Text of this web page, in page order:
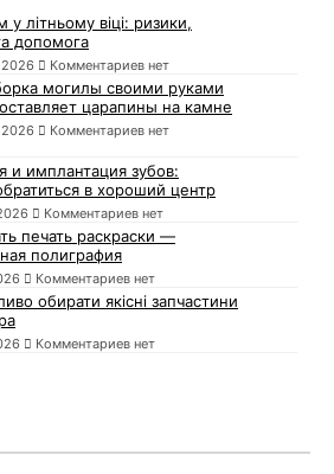
у літньому віці: ризики,
допомога
2026 Комментариев нет
могилы своими руками
царапины на камне
2026 Комментариев нет
и имплантация зубов:
в хороший центр
Комментариев нет
печать раскраски —
полиграфия
Комментариев нет
обирати якісні запчастини
Комментариев нет